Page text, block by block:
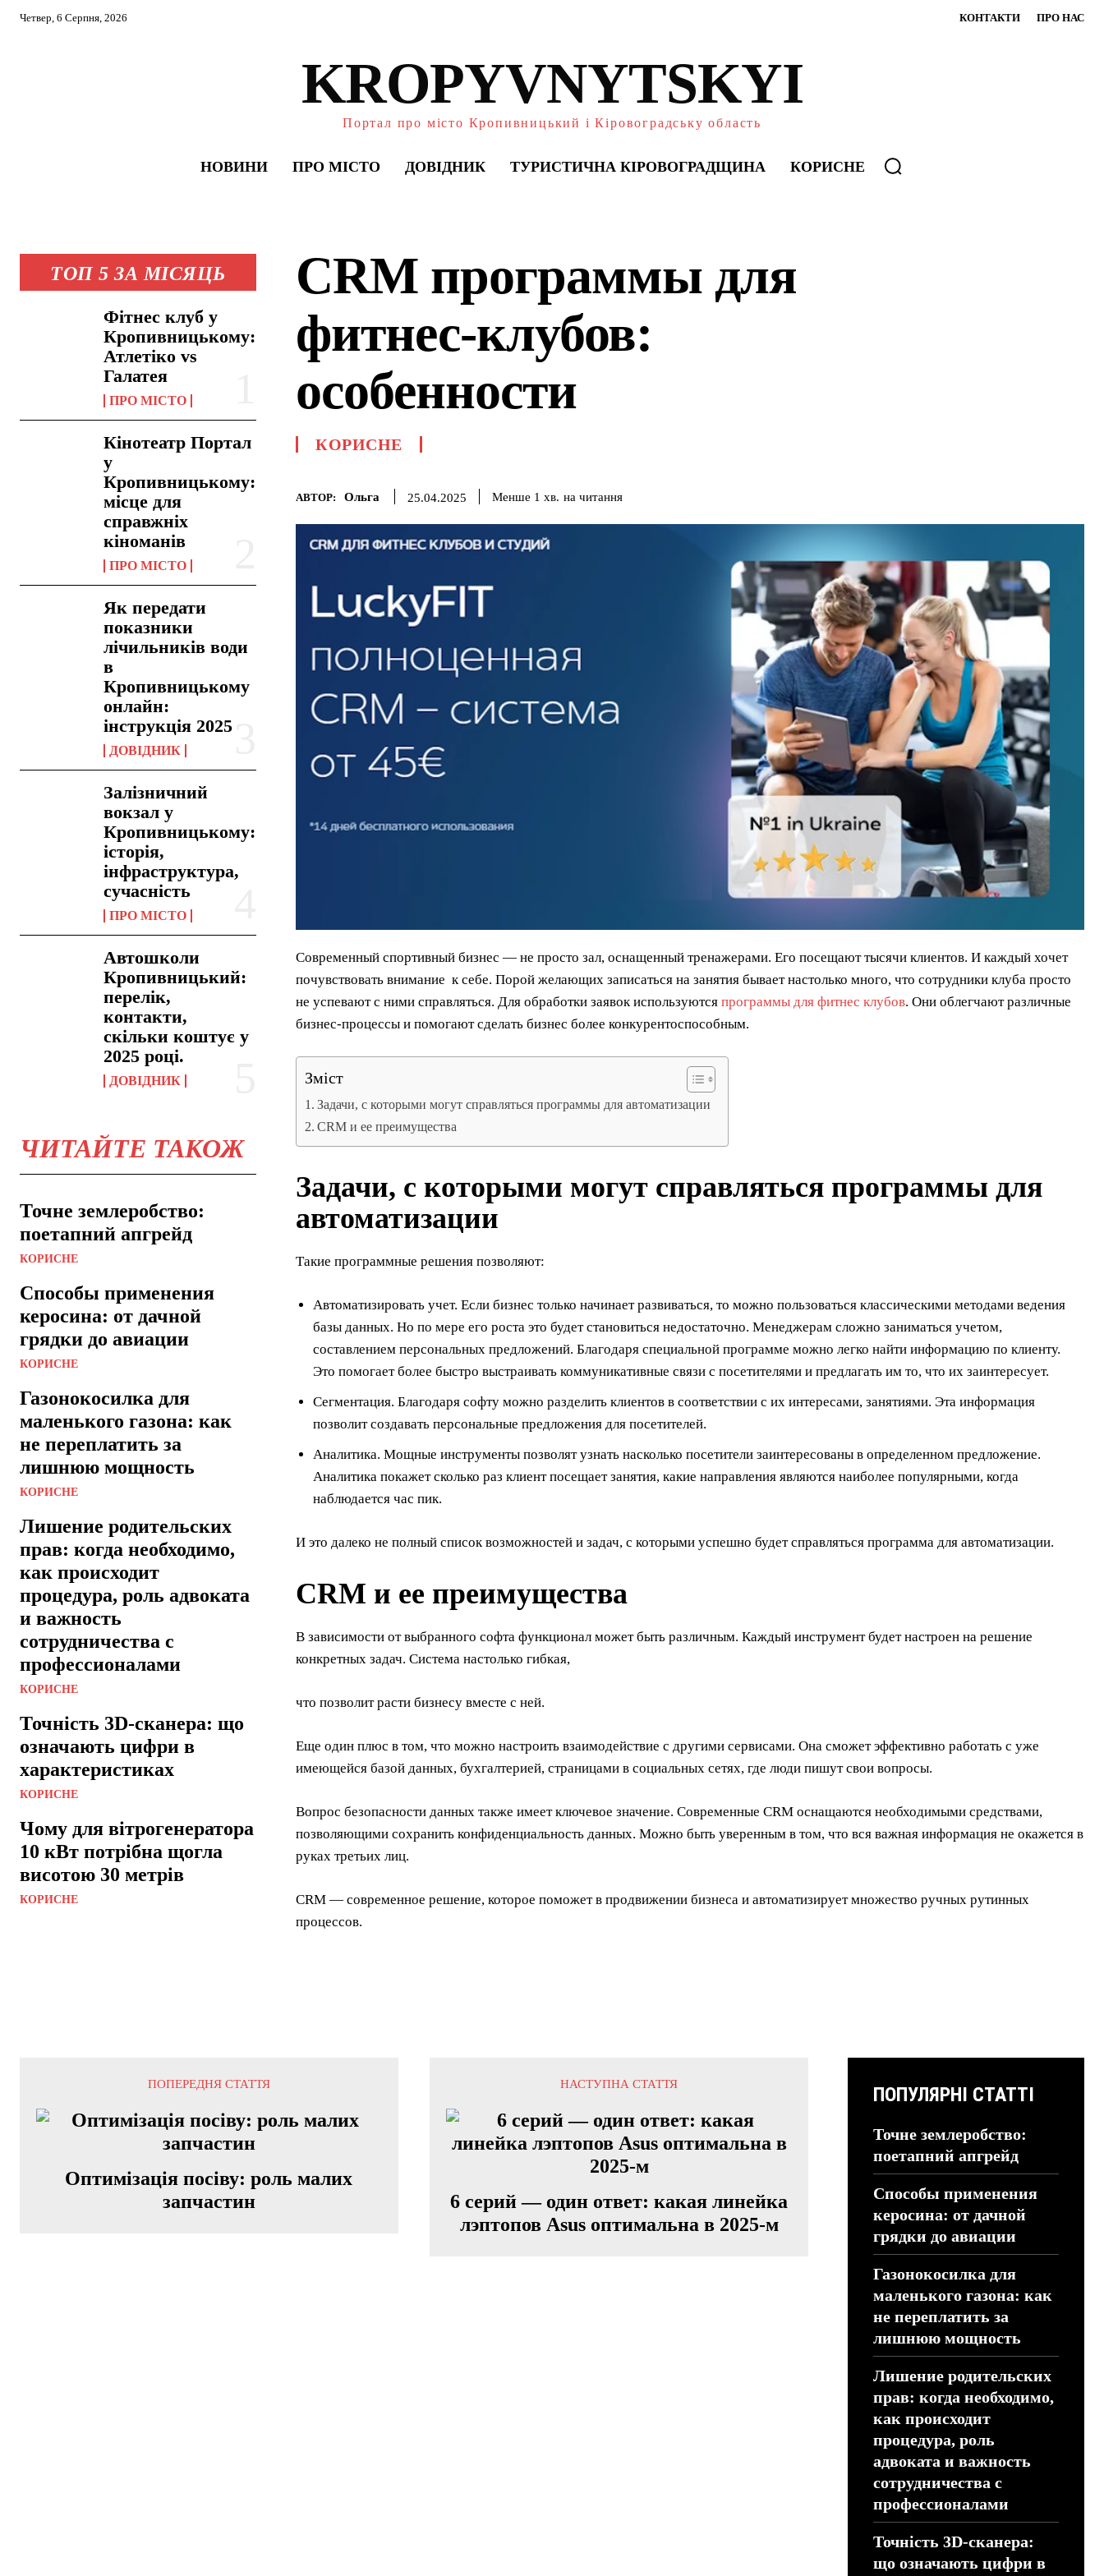
Четвер, 6 Серпня, 2026 КОНТАКТИ ПРО НАС
KROPYVNYTSKYI
Портал про місто Кропивницький і Кіровоградську область
НОВИНИ ПРО МІСТО ДОВІДНИК ТУРИСТИЧНА КІРОВОГРАДЩИНА КОРИСНЕ
ТОП 5 ЗА МІСЯЦЬ
Фітнес клуб у
Кропивницькому:
Атлетіко vs
Галатея
ПРО МІСТО
Кінотеатр Портал
у
Кропивницькому:
місце для
справжніх
кіноманів
ПРО МІСТО
Як передати
показники
лічильників води
в
Кропивницькому
онлайн:
інструкція 2025
ДОВІДНИК
Залізничний
вокзал у
Кропивницькому:
історія,
інфраструктура,
сучасність
ПРО МІСТО
Автошколи
Кропивницький:
перелік,
контакти,
скільки коштує у
2025 році.
ДОВІДНИК
ЧИТАЙТЕ ТАКОЖ
Точне землеробство:
поетапний апгрейд
КОРИСНЕ
Способы применения
керосина: от дачной
грядки до авиации
КОРИСНЕ
Газонокосилка для
маленького газона: как
не переплатить за
лишнюю мощность
КОРИСНЕ
Лишение родительских
прав: когда необходимо,
как происходит
процедура, роль адвоката
и важность
сотрудничества с
профессионалами
КОРИСНЕ
Точність 3D-сканера: що
означають цифри в
характеристиках
КОРИСНЕ
Чому для вітрогенератора
10 кВт потрібна щогла
висотою 30 метрів
КОРИСНЕ
CRM программы для
фитнес-клубов:
особенности
КОРИСНЕ
АВТОР: Ольга 25.04.2025 Менше 1 хв. на читання
Современный спортивный бизнес — не просто зал, оснащенный тренажерами. Его посещают тысячи клиентов. И каждый хочет
почувствовать внимание к себе. Порой желающих записаться на занятия бывает настолько много, что сотрудники клуба просто
не успевают с ними справляться. Для обработки заявок используются программы для фитнес клубов. Они облегчают различные
бизнес-процессы и помогают сделать бизнес более конкурентоспособным.
Зміст
Задачи, с которыми могут справляться программы для автоматизации
CRM и ее преимущества
Задачи, с которыми могут справляться программы для
автоматизации
Такие программные решения позволяют:
Автоматизировать учет. Если бизнес только начинает развиваться, то можно пользоваться классическими методами ведения
базы данных. Но по мере его роста это будет становиться недостаточно. Менеджерам сложно заниматься учетом,
составлением персональных предложений. Благодаря специальной программе можно легко найти информацию по клиенту.
Это помогает более быстро выстраивать коммуникативные связи с посетителями и предлагать им то, что их заинтересует.
Сегментация. Благодаря софту можно разделить клиентов в соответствии с их интересами, занятиями. Эта информация
позволит создавать персональные предложения для посетителей.
Аналитика. Мощные инструменты позволят узнать насколько посетители заинтересованы в определенном предложение.
Аналитика покажет сколько раз клиент посещает занятия, какие направления являются наиболее популярными, когда
наблюдается час пик.
И это далеко не полный список возможностей и задач, с которыми успешно будет справляться программа для автоматизации.
CRM и ее преимущества
В зависимости от выбранного софта функционал может быть различным. Каждый инструмент будет настроен на решение
конкретных задач. Система настолько гибкая,
что позволит расти бизнесу вместе с ней.
Еще один плюс в том, что можно настроить взаимодействие с другими сервисами. Она сможет эффективно работать с уже
имеющейся базой данных, бухгалтерией, страницами в социальных сетях, где люди пишут свои вопросы.
Вопрос безопасности данных также имеет ключевое значение. Современные CRM оснащаются необходимыми средствами,
позволяющими сохранить конфиденциальность данных. Можно быть уверенным в том, что вся важная информация не окажется в
руках третьих лиц.
CRM — современное решение, которое поможет в продвижении бизнеса и автоматизирует множество ручных рутинных
процессов.
ПОПЕРЕДНЯ СТАТТЯ
Оптимізація посіву: роль малих
запчастин
НАСТУПНА СТАТТЯ
6 серий — один ответ: какая линейка
лэптопов Asus оптимальна в 2025-м
ПОПУЛЯРНІ СТАТТІ
Точне землеробство:
поетапний апгрейд
Способы применения
керосина: от дачной
грядки до авиации
Газонокосилка для
маленького газона: как
не переплатить за
лишнюю мощность
Лишение родительских
прав: когда необходимо,
как происходит
процедура, роль
адвоката и важность
сотрудничества с
профессионалами
Точність 3D-сканера:
що означають цифри в